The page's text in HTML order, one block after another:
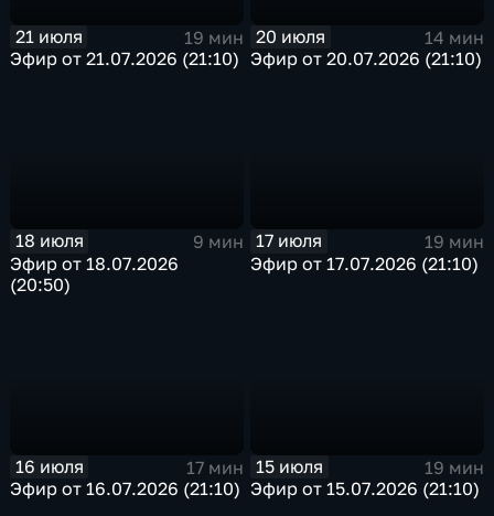
21 июля
19 мин
Эфир от 21.07.2026 (21:10)
20 июля
14 мин
Эфир от 20.07.2026 (21:10)
18 июля
9 мин
Эфир от 18.07.2026
(20:50)
17 июля
19 мин
Эфир от 17.07.2026 (21:10)
16 июля
17 мин
Эфир от 16.07.2026 (21:10)
15 июля
19 мин
Эфир от 15.07.2026 (21:10)